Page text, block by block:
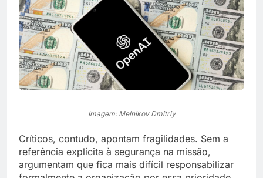
Imagem: Melnikov Dmitriy
Críticos, contudo, apontam fragilidades. Sem a
referência explícita à segurança na missão,
argumentam que fica mais difícil responsabilizar